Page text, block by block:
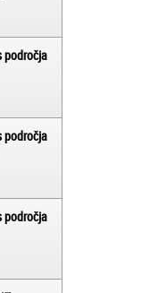
področja
področja
področja